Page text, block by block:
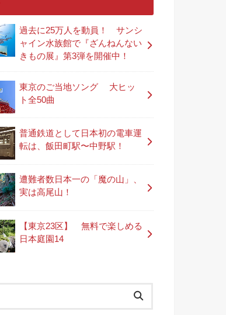
過去に25万人を動員！ サンシ
ャイン水族館で『ざんねんない
きもの展』第3弾を開催中！
東京のご当地ソング 大ヒッ
ト全50曲
普通鉄道として日本初の電車運
転は、飯田町駅〜中野駅！
遭難者数日本一の「魔の山」、
実は高尾山！
【東京23区】 無料で楽しめる
日本庭園14